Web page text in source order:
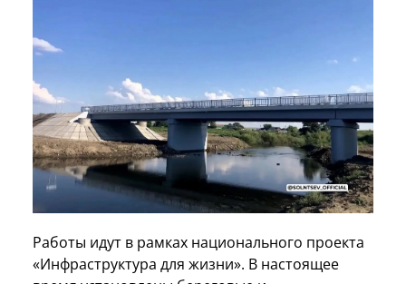
Работы идут в рамках национального проекта
«Инфраструктура для жизни». В настоящее